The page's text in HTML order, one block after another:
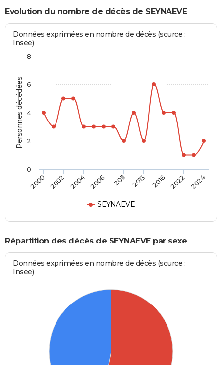
Evolution du nombre de décès de SEYNAEVE
Personnes décédées
Données exprimées en nombre de décès (source :
Insee)
SEYNAEVE
2000 2002 2004 2006 2011 2013 2016 2022 2024
0
2
4
6
8
Répartition des décès de SEYNAEVE par sexe
Données exprimées en nombre de décès (source :
Insee)